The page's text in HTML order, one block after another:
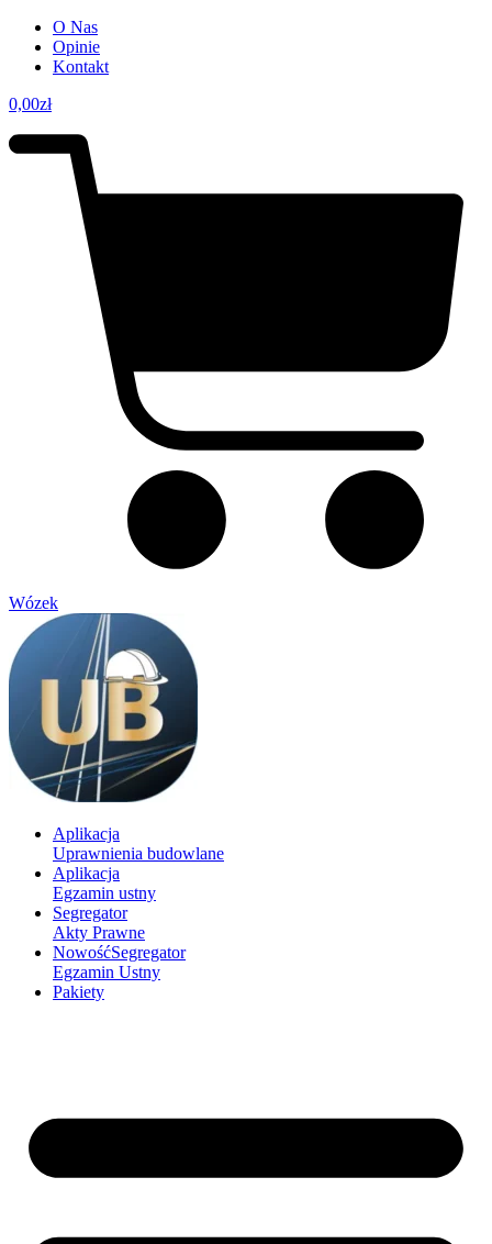
O Nas
Opinie
Kontakt
0,00zł
Wózek
Aplikacja
Uprawnienia budowlane
Aplikacja
Egzamin ustny
Segregator
Akty Prawne
NowośćSegregator
Egzamin Ustny
Pakiety